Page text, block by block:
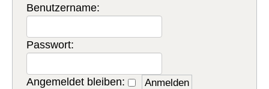
Benutzername:
Passwort:
Angemeldet bleiben: